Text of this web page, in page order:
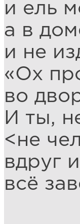
и ель
а в
и не
«Ох
во
И ты,
<не
вдруг
всё